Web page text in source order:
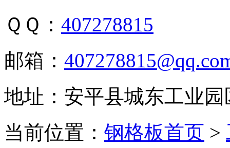
ＱＱ： 407278815
邮箱：
地址：安平县城东工业园
当前位置： 钢格板首页 >